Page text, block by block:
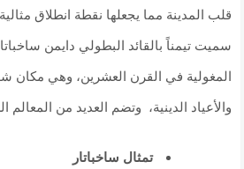
قلب المدينة مما يجعلها نقطة انطلاق
سميت تيمناً بالقائد البطولي دايمن
المغولية في القرن العشرين، وهي مكان
والأعياد الدينية، وتضم العديد من المعالم
تمثال ساخباتار